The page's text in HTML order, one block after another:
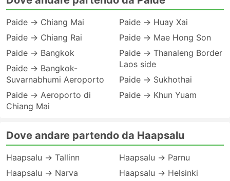
Paide → Chiang Mai
Paide → Chiang Rai
Paide → Bangkok
Paide → Bangkok-
Suvarnabhumi Aeroporto
Paide → Aeroporto di
Chiang Mai
Paide → Huay Xai
Paide → Mae Hong Son
Paide → Thanaleng Border
Laos side
Paide → Sukhothai
Paide → Khun Yuam
Dove andare partendo da Haapsalu
Haapsalu → Tallinn
Haapsalu → Narva
Haapsalu → Parnu
Haapsalu → Helsinki